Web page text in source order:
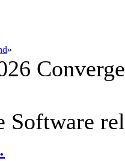
»
Software